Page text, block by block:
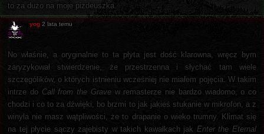
to za dużo na moje pizdeuszka.
yog 2 lata temu
No właśnie, a oryginalnie to ta płyta jest dość klarowna, wręcz bym
zaryzykował stwierdzenie, że przestrzenna i słychać tam wiele
szczególików, o których istnieniu wcześniej nie miałem pojęcia. W takim
intrze do Call from the Gravew remasterze nie bardzo wiadomo, o co
chodzi i co to za dźwięki, bo brzmi to jak jakieś stukanie w mikrofon, a z
winyla nie masz wątpliwości, że to drapanie o wieko trumny. Klimat się
na tej płycie sączy zajebisty w takich kawałkach jak Enter the Eternal